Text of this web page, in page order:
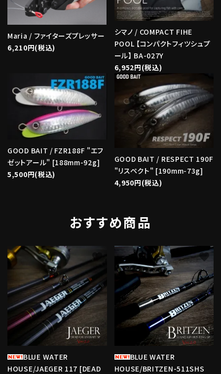
Maria / ファイターズプレッサー
6,210円(税込)
シマノ / COMPACT FIHE
POOL 【コンパクトフィツシュプ
ール】 BA-027Y
6,952円(税込)
GOOD BAIT / FZR188F "エフ
ゼットアール" [188mm-92g]
5,500円(税込)
GOOD BAIT / RESPECT 190F
"リスペクト" [190mm-73g]
4,950円(税込)
おすすめ商品
BLUE WATER
HOUSE/JAEGER 117 [DEAD
favorite
BLUE WATER
HOUSE/BRITZEN-511SHS
favorite